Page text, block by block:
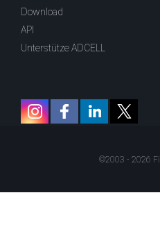
Download
API
Unterstütze ADCELL
©2003 - 2026